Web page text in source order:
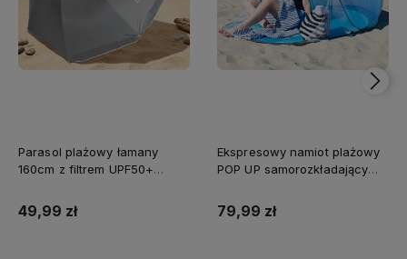
Parasol plażowy łamany
160cm z filtrem UPF50+
49,99 zł
Ekspresowy namiot plażowy
POP UP samorozkładający
79,99 zł